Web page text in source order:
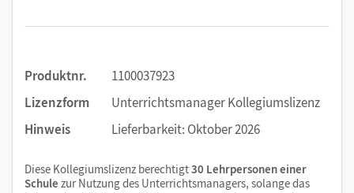
Produktnr.
1100037923
Lizenzform
Unterrichtsmanager Kollegiumslizenz
Hinweis
Lieferbarkeit: Oktober 2026
Diese Kollegiumslizenz berechtigt30 Lehrpersonen einer
Schule zur Nutzung des Unterrichtsmanagers, solange das